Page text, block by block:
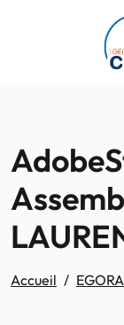
Passer au contenu
Accueil